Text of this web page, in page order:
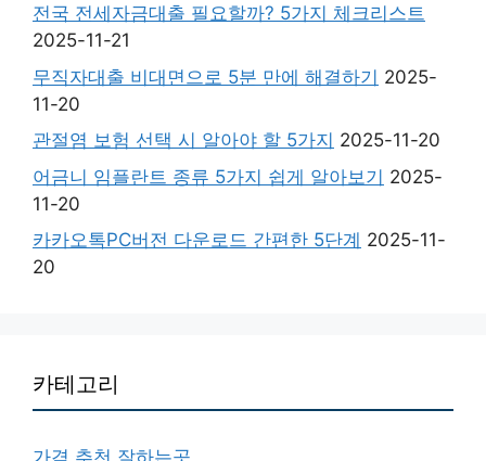
전국 전세자금대출 필요할까? 5가지 체크리스트
2025-11-21
무직자대출 비대면으로 5분 만에 해결하기 2025-
11-20
관절염 보험 선택 시 알아야 할 5가지 2025-11-20
어금니 임플란트 종류 5가지 쉽게 알아보기 2025-
11-20
카카오톡PC버전 다운로드 간편한 5단계 2025-11-
20
카테고리
가격 추천 잘하는곳